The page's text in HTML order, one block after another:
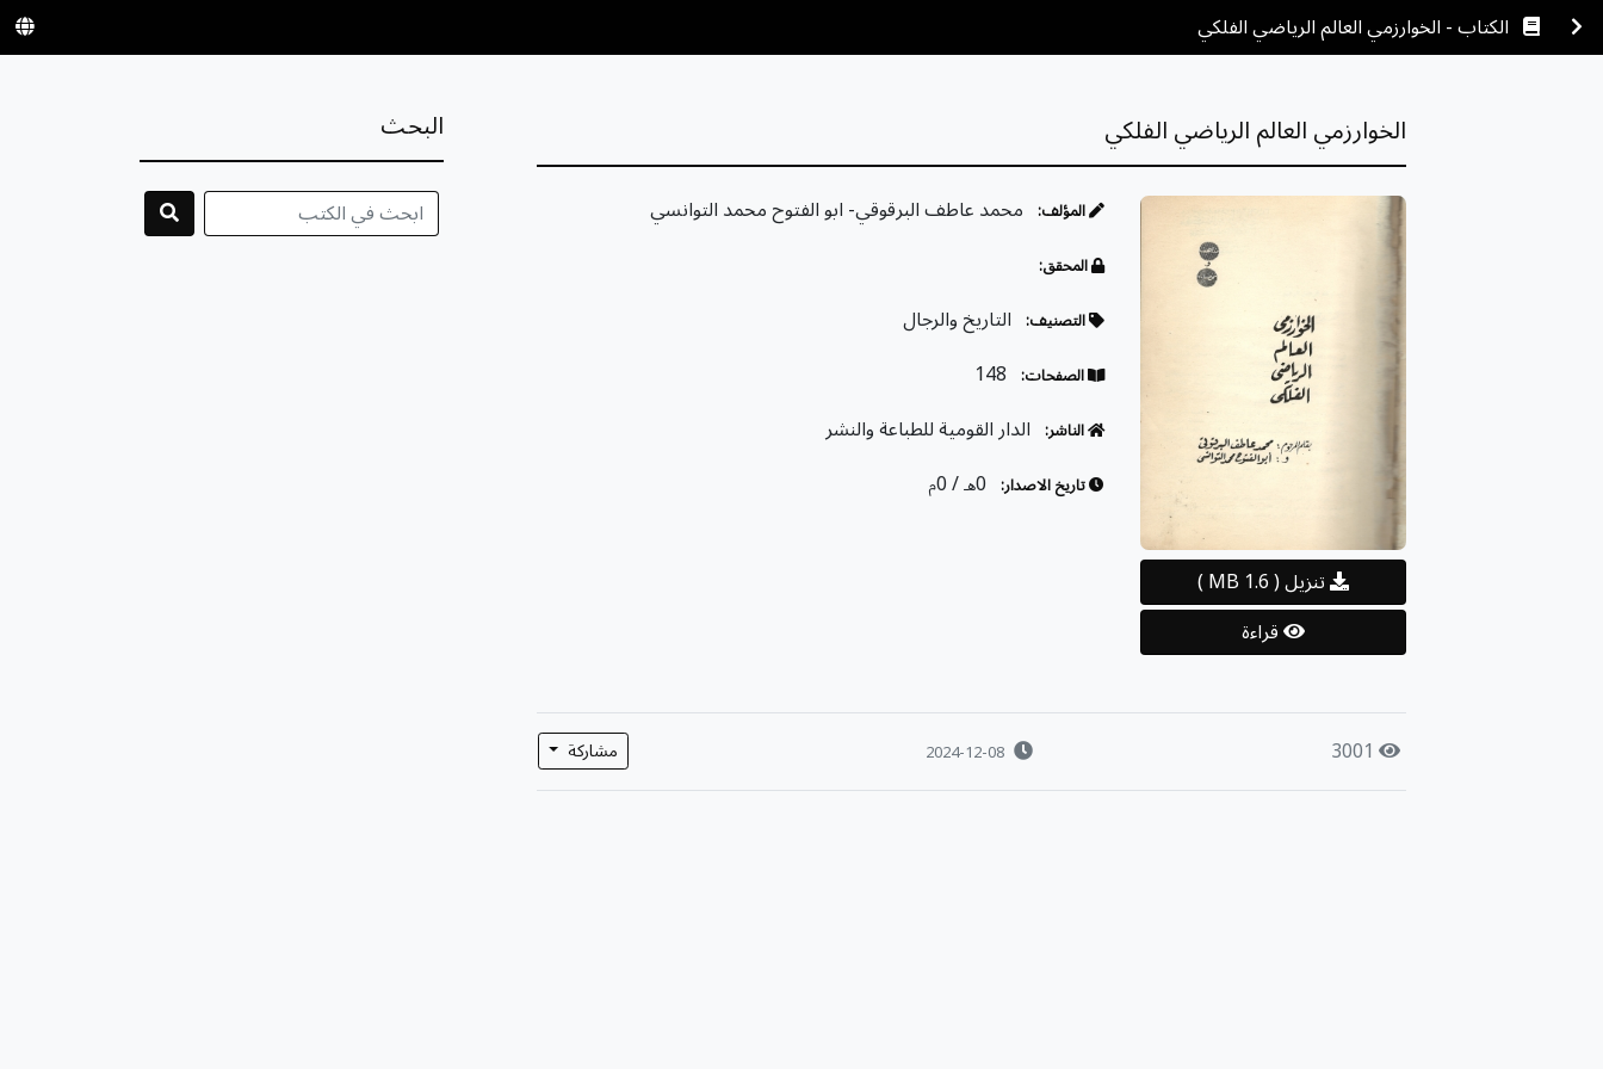
الكتاب - الخوارزمي العالم الرياضي الفلكي
الخوارزمي العالم الرياضي الفلكي
تنزيل( 1.6 MB )
قراءة
المؤلف: محمد عاطف البرقوقي- ابو الفتوح محمد التوانسي
المحقق:
التصنيف: التاريخ والرجال
الصفحات: 148
الناشر: الدار القومية للطباعة والنشر
تاريخ الاصدار: 0هـ/ 0 م
3001
2024-12-08 مشاركة
البحث